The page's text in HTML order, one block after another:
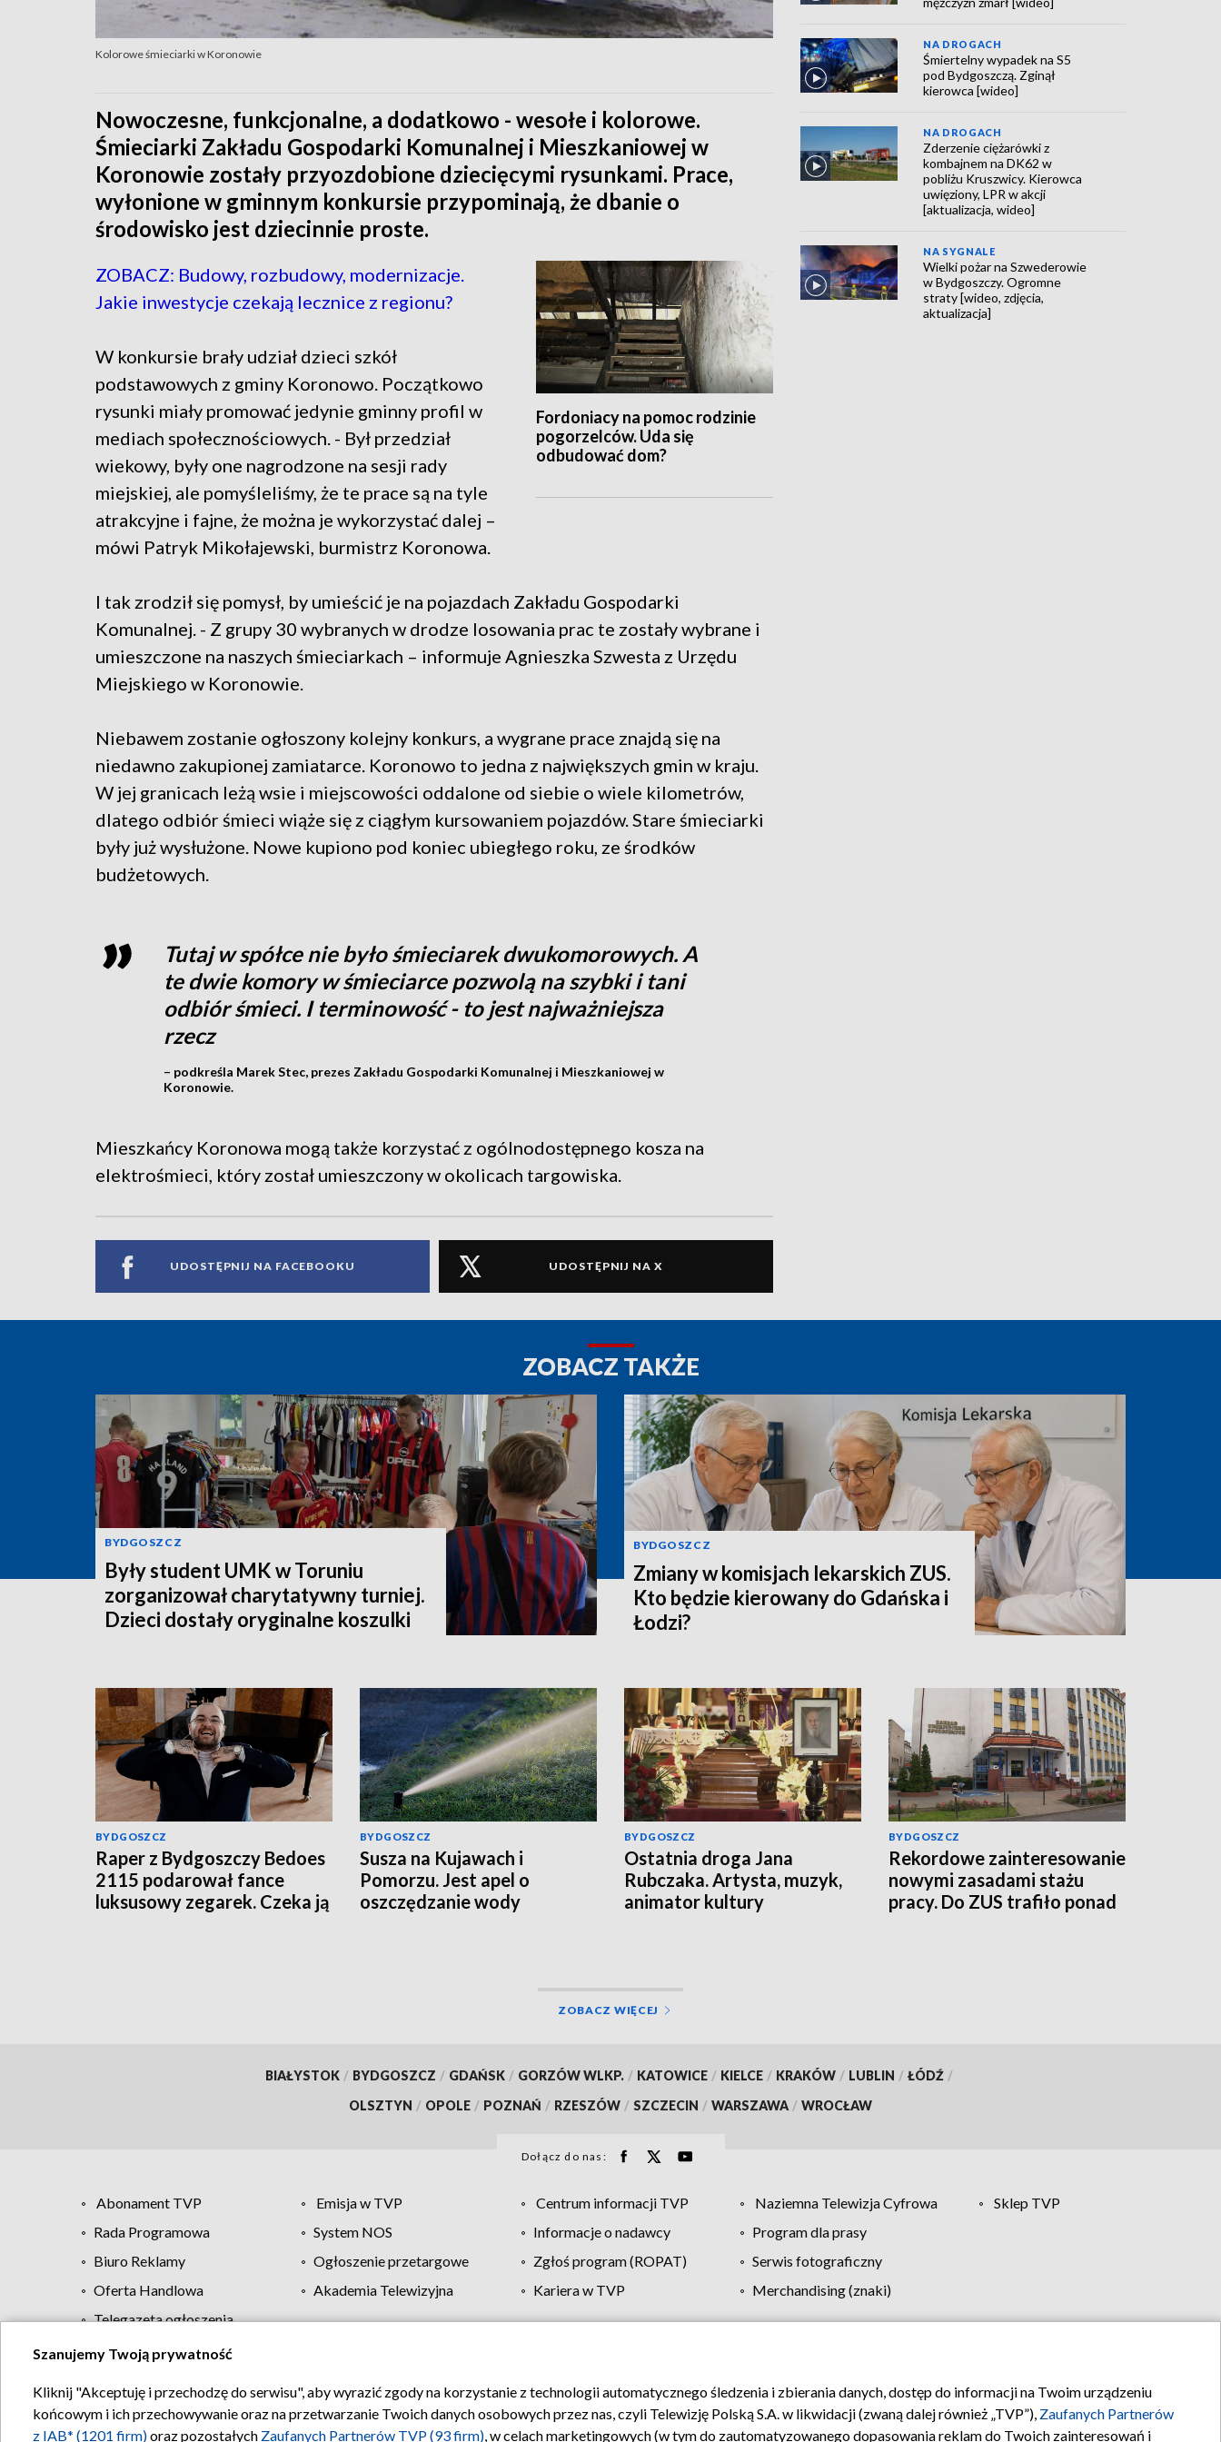
Kolorowe śmieciarki w Koronowie
Nowoczesne, funkcjonalne, a dodatkowo - wesołe i kolorowe.
Śmieciarki Zakładu Gospodarki Komunalnej i Mieszkaniowej w
Koronowie zostały przyozdobione dziecięcymi rysunkami. Prace,
wyłonione w gminnym konkursie przypominają, że dbanie o
środowisko jest dziecinnie proste.
Fordoniacy na pomoc rodzinie
pogorzelców. Uda się
odbudować dom?
ZOBACZ: Budowy, rozbudowy, modernizacje.
Jakie inwestycje czekają lecznice z regionu?
W konkursie brały udział dzieci szkół
podstawowych z gminy Koronowo. Początkowo
rysunki miały promować jedynie gminny profil w
mediach społecznościowych. - Był przedział
wiekowy, były one nagrodzone na sesji rady
miejskiej, ale pomyśleliśmy, że te prace są na tyle
atrakcyjne i fajne, że można je wykorzystać dalej –
mówi Patryk Mikołajewski, burmistrz Koronowa.
I tak zrodził się pomysł, by umieścić je na pojazdach Zakładu Gospodarki
Komunalnej. - Z grupy 30 wybranych w drodze losowania prac te zostały wybrane i
umieszczone na naszych śmieciarkach – informuje Agnieszka Szwesta z Urzędu
Miejskiego w Koronowie.
Niebawem zostanie ogłoszony kolejny konkurs, a wygrane prace znajdą się na
niedawno zakupionej zamiatarce. Koronowo to jedna z największych gmin w kraju.
W jej granicach leżą wsie i miejscowości oddalone od siebie o wiele kilometrów,
dlatego odbiór śmieci wiąże się z ciągłym kursowaniem pojazdów. Stare śmieciarki
były już wysłużone. Nowe kupiono pod koniec ubiegłego roku, ze środków
budżetowych.
Tutaj w spółce nie było śmieciarek dwukomorowych. A
te dwie komory w śmieciarce pozwolą na szybki i tani
odbiór śmieci. I terminowość - to jest najważniejsza
rzecz
– podkreśla Marek Stec, prezes Zakładu Gospodarki Komunalnej i Mieszkaniowej w
Koronowie.
Mieszkańcy Koronowa mogą także korzystać z ogólnodostępnego kosza na
elektrośmieci, który został umieszczony w okolicach targowiska.
UDOSTĘPNIJ NA FACEBOOKU UDOSTĘPNIJ NA X
NA DROGACH
Śmiertelny wypadek na S5
pod Bydgoszczą. Zginął
kierowca [wideo]
NA DROGACH
Zderzenie ciężarówki z
kombajnem na DK62 w
pobliżu Kruszwicy. Kierowca
uwięziony, LPR w akcji
[aktualizacja, wideo]
NA SYGNALE
Wielki pożar na Szwederowie
w Bydgoszczy. Ogromne
straty [wideo, zdjęcia,
aktualizacja]
ZOBACZ TAKŻE
BYDGOSZCZ
Były student UMK w Toruniu
zorganizował charytatywny turniej.
Dzieci dostały oryginalne koszulki
BYDGOSZCZ
Zmiany w komisjach lekarskich ZUS.
Kto będzie kierowany do Gdańska i
Łodzi?
BYDGOSZCZ
Raper z Bydgoszczy Bedoes
2115 podarował fance
luksusowy zegarek. Czeka ją
BYDGOSZCZ
Susza na Kujawach i
Pomorzu. Jest apel o
oszczędzanie wody
BYDGOSZCZ
Ostatnia droga Jana
Rubczaka. Artysta, muzyk,
animator kultury
BYDGOSZCZ
Rekordowe zainteresowanie
nowymi zasadami stażu
pracy. Do ZUS trafiło ponad
ZOBACZ WIĘCEJ
BIAŁYSTOK / BYDGOSZCZ / GDAŃSK / GORZÓW WLKP. / KATOWICE / KIELCE / KRAKÓW / LUBLIN / ŁÓDŹ /
OLSZTYN / OPOLE / POZNAŃ / RZESZÓW / SZCZECIN / WARSZAWA / WROCŁAW
Dołącz do nas:
Abonament TVP Emisja w TVP Centrum informacji TVP Naziemna Telewizja Cyfrowa
Sklep TVP
Rada Programowa
System NOS Informacje o nadawcy
Program dla prasy
Biuro Reklamy
Ogłoszenie przetargowe Zgłoś program (ROPAT)
Serwis fotograficzny
Oferta Handlowa
Akademia Telewizyjna Kariera w TVP
Merchandising (znaki)
Telegazeta ogłoszenia
Regulamin TVP Polityka prywatności Moje zgody Pomoc Biuro reklamy Kontakt
Szanujemy Twoją prywatność
Kliknij "Akceptuję i przechodzę do serwisu", aby wyrazić zgody na korzystanie z technologii automatycznego śledzenia i zbierania danych, dostęp do informacji na Twoim urządzeniu
końcowym i ich przechowywanie oraz na przetwarzanie Twoich danych osobowych przez nas, czyli Telewizję Polską S.A. w likwidacji (zwaną dalej również „TVP”), Zaufanych Partnerów
z IAB* (1201 firm)oraz pozostałych Zaufanych Partnerów TVP (93 firm), w celach marketingowych (w tym do zautomatyzowanego dopasowania reklam do Twoich zainteresowań i